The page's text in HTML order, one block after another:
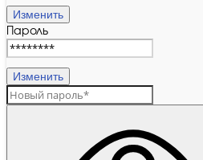
Изменить
Пароль
Изменить